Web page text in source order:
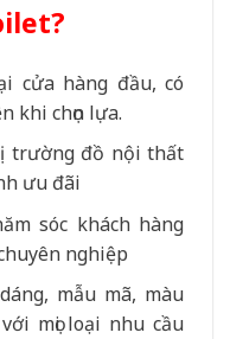
cửa hàng đầu, có
khi chọn lựa.
trường đồ nội thất
ưu đãi
sóc khách hàng
nghiệp
mẫu mã, màu
mọi loại nhu cầu